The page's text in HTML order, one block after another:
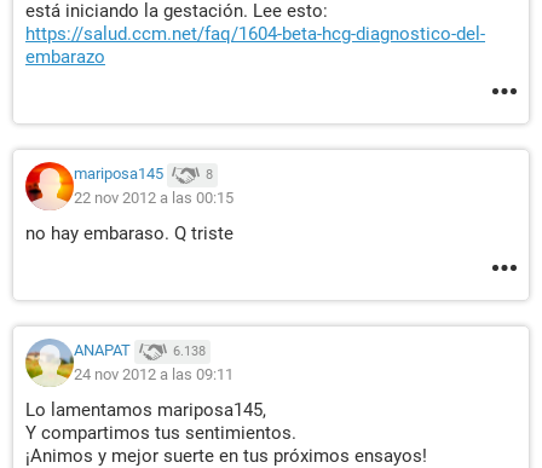
está iniciando la gestación. Lee esto:
https://salud.ccm.net/faq/1604-beta-hcg-diagnostico-del-
embarazo
mariposa145 8
22 nov 2012 a las 00:15
no hay embaraso. Q triste
ANAPAT 6.138
24 nov 2012 a las 09:11
Lo lamentamos mariposa145,
Y compartimos tus sentimientos.
¡Animos y mejor suerte en tus próximos ensayos!